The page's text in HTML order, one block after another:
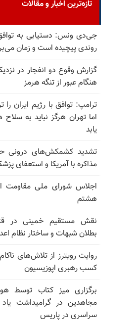
تازه‌ترین اخبار و مقالات
جی‌دی ونس: دستیابی به توافق
روندی پیچیده است و زمان
گزارش وقوع دو انفجار در
هنگام عبور از تنگه هرمز
ترامپ: توافق با رژیم ایران
اما تهران هرگز نباید به
یابد
تشدید کشمکش‌های درونی
مذاکره با آمریکا و استعفای
اجلاس شورای ملی مقاومت
هشتم
بطلان شبهات و ساختار نظام
روایت رویترز از تلاش‌های
کسب رهبری اپوزیسیون
برگزاری میز کتاب توسط
مجاهدین در گرامیداشت
سراسری در پاریس